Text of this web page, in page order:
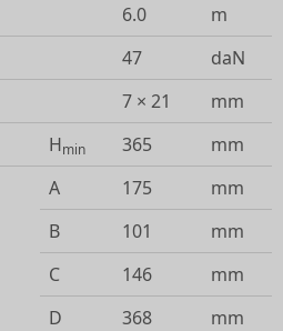
6.0
m
47
daN
7 × 21
mm
Hmin 365
mm
A 175
mm
B
101
mm
C
146
mm
D
368
mm